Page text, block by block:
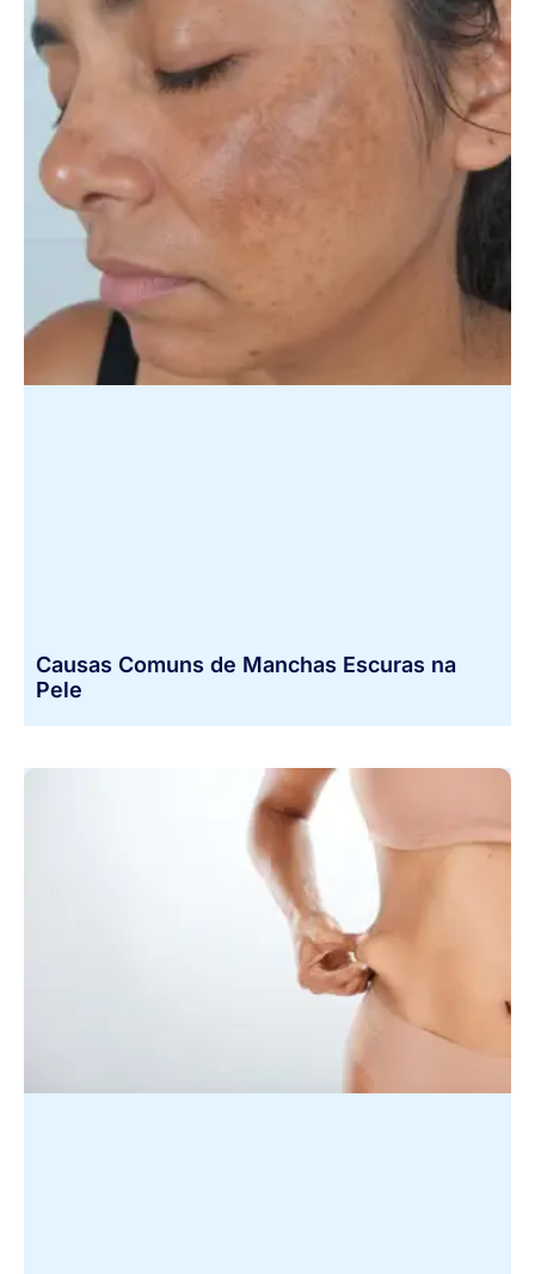
Causas Comuns de Manchas Escuras na
Pele